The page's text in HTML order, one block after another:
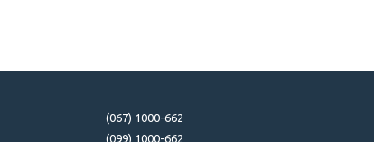
(067) 1000-662
(099) 1000-662